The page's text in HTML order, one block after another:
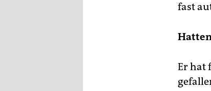
fast
Er hat